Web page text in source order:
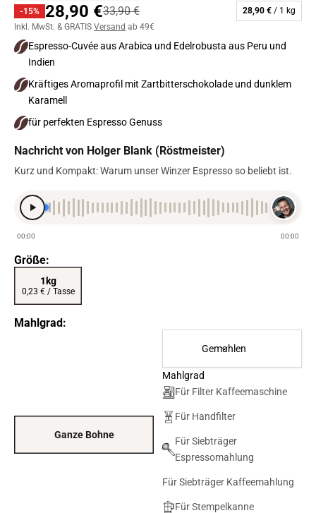
-15% 28,90 €33,90 € 28,90 € / 1 kg
Inkl. MwSt. & GRATIS Versand ab 49€
Espresso-Cuvée aus Arabica und Edelrobusta aus Peru und
Indien
Kräftiges Aromaprofil mit Zartbitterschokolade und dunklem
Karamell
für perfekten Espresso Genuss
Nachricht von Holger Blank (Röstmeister)
Kurz und Kompakt: Warum unser Winzer Espresso so beliebt ist.
00:00 00:00
Größe:
1kg
0,23 € / Tasse
Mahlgrad:
Ganze Bohne
Gemahlen
Mahlgrad
Für Filter Kaffeemaschine
Für Handfilter
Für Siebträger
Espressomahlung
Für Siebträger Kaffeemahlung
Für Stempelkanne